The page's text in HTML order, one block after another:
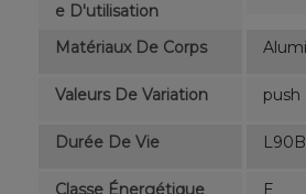
E D'utilisation
Matériaux De Corps
Valeurs De Variation push
Durée De Vie